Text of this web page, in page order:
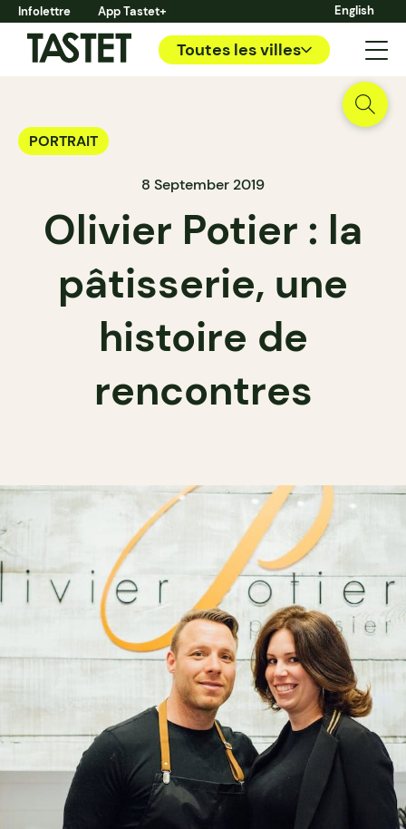
Infolettre App Tastet+ English
Toutes les villes
PORTRAIT
8 September 2019
Olivier Potier : la
pâtisserie, une
histoire de
rencontres